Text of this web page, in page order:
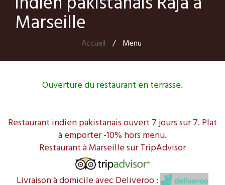
Marseille
Accueil / Menu
Ouverture du restaurant en terrasse.
Restaurant indien pakistanais ouvert 7 jours sur 7. Plat
à emporter -10% hors menu.
Restaurant à Marseille sur TripAdvisor
Livraison à domicile avec Deliveroo :